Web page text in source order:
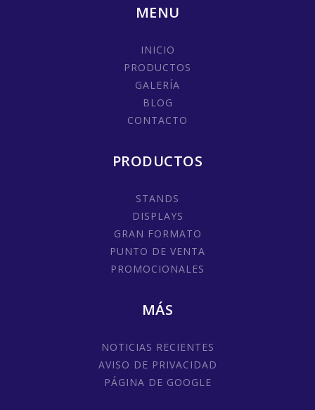
MENU
INICIO
PRODUCTOS
GALERÍA
BLOG
CONTACTO
PRODUCTOS
STANDS
DISPLAYS
GRAN FORMATO
PUNTO DE VENTA
PROMOCIONALES
MÁS
NOTICIAS RECIENTES
AVISO DE PRIVACIDAD
PÁGINA DE GOOGLE